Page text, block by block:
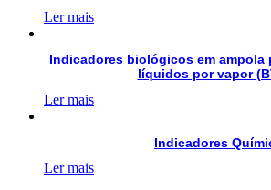
Ler mais
Indicadores biológicos em ampola
líquidos por vapor
Ler mais
Indicadores
Ler mais